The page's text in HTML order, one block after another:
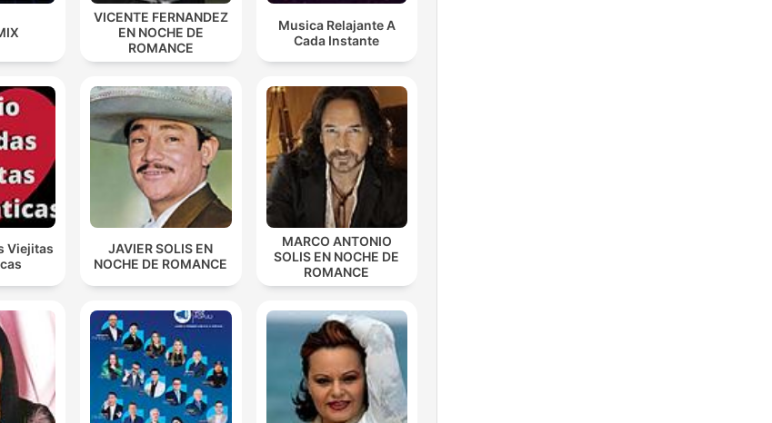
VICENTE FERNANDEZ
EN NOCHE DE
ROMANCE
Musica Relajante A
Cada Instante
Viejitas
JAVIER SOLIS EN
NOCHE DE ROMANCE
MARCO ANTONIO
SOLIS EN NOCHE DE
ROMANCE